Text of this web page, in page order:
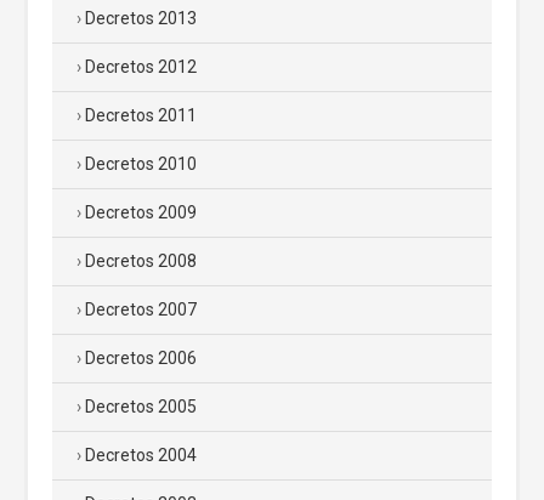
Decretos 2013
Decretos 2012
Decretos 2011
Decretos 2010
Decretos 2009
Decretos 2008
Decretos 2007
Decretos 2006
Decretos 2005
Decretos 2004